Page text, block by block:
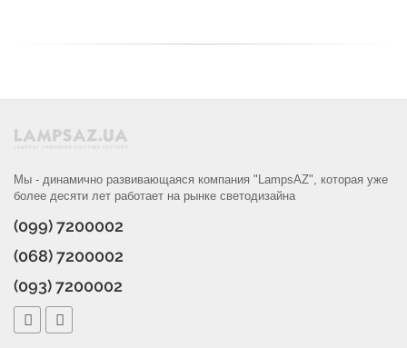
Мы - динамично развивающаяся компания "LampsAZ", которая уже
более десяти лет работает на рынке светодизайна
(099) 7200002
(068) 7200002
(093) 7200002